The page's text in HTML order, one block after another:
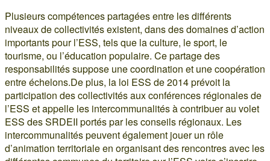
Plusieurs compétences partagées entre les différents
niveaux de collectivités existent, dans des domaines d’action
importants pour l’ESS, tels que la culture, le sport, le
tourisme, ou l’éducation populaire. Ce partage des
responsabilités suppose une coordination et une coopération
entre échelons.De plus, la loi ESS de 2014 prévoit la
participation des collectivités aux conférences régionales de
l’ESS et appelle les intercommunalités à contribuer au volet
ESS des SRDEII portés par les conseils régionaux. Les
intercommunalités peuvent également jouer un rôle
d’animation territoriale en organisant des rencontres avec les